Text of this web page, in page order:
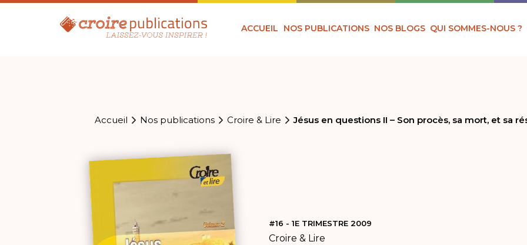
ACCUEIL NOS PUBLICATIONS NOS BLOGS QUI SOMMES-NOUS ?
Accueil Nos publications Croire & Lire Jésus en questions II – Son procès, sa mort, et sa
#16 - 1E TRIMESTRE 2009
Croire & Lire